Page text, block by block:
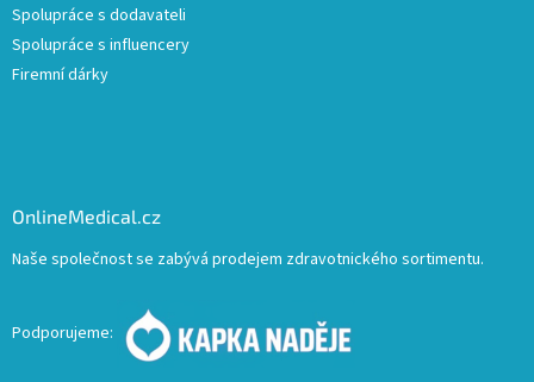
Spolupráce s dodavateli
Spolupráce s influencery
Firemní dárky
OnlineMedical.cz
Naše společnost se zabývá prodejem zdravotnického sortimentu.
Podporujeme: